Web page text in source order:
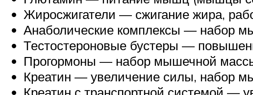
Жиросжигатели — сжигание жира,
Анаболические комплексы — набор
Тестостероновые бустеры —
Прогормоны — набор мышечной
Креатин — увеличение силы, набор
Креатин с транспортной системой —